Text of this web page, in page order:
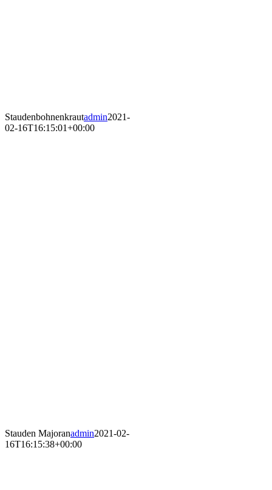
Staudenbohnenkrautadmin2021-
02-16T16:15:01+00:00
Stauden Majoranadmin2021-02-
16T16:15:38+00:00